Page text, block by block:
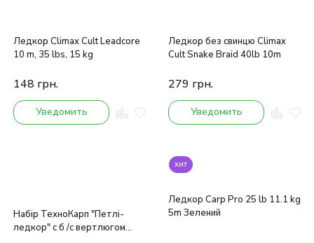
Ледкор Climax Cult Leadcore
10 m, 35 lbs, 15 kg
148 грн.
Уведомить
Ледкор без свинцю Climax
Cult Snake Braid 40lb 10m
279 грн.
Уведомить
Набір ТехноКарп "Петлі-
ледкор" c б /с вертлюгом
хит
Ледкор Carp Pro 25 lb 11.1 kg
5m Зелений